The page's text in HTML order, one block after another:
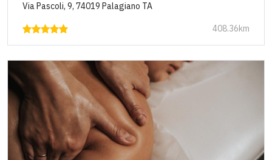
Via Pascoli, 9, 74019 Palagiano TA
408.36km